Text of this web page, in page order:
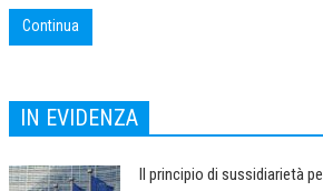
INTERNAZIONALIZZAZIONE
HUMAN RESOURCES
TREASURY IN FINANCIAL SERVICES
Continua
IN EVIDENZA
Il principio di sussidiarietà